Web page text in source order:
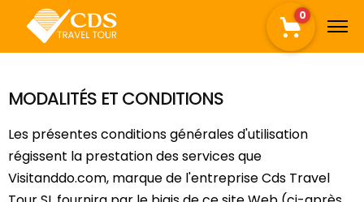
0
MODALITÉS ET CONDITIONS
Les présentes conditions générales d'utilisation
régissent la prestation des services que
Visitanddo.com, marque de l'entreprise Cds Travel